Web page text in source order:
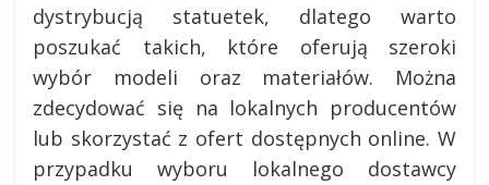
dystrybucją statuetek, dlatego warto
poszukać takich, które oferują szeroki
wybór modeli oraz materiałów. Można
zdecydować się na lokalnych producentów
lub skorzystać z ofert dostępnych online. W
przypadku wyboru lokalnego dostawcy